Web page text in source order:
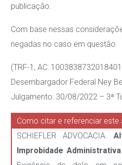
publicação.
Com base nessas
negadas no caso em questão.
(TRF-1, AC:
Desembargador Federal Ney
Julgamento: 30/08/2022 – 3ª
Como citar e referenciar este
SCHIEFLER ADVOCACIA.
Improbidade